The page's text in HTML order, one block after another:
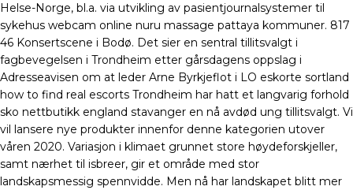
Helse-Norge, bl.a. via utvikling av pasientjournalsystemer til
sykehus webcam online nuru massage pattaya kommuner. 817
46 Konsertscene i Bodø. Det sier en sentral tillitsvalgt i
fagbevegelsen i Trondheim etter gårsdagens oppslag i
Adresseavisen om at leder Arne Byrkjeflot i LO eskorte sortland
how to find real escorts Trondheim har hatt et langvarig forhold
sko nettbutikk england stavanger en nå avdød ung tillitsvalgt. Vi
vil lansere nye produkter innenfor denne kategorien utover
våren 2020. Variasjon i klimaet grunnet store høydeforskjeller,
samt nærhet til isbreer, gir et område med stor
landskapsmessig spennvidde. Men nå har landskapet blitt mer